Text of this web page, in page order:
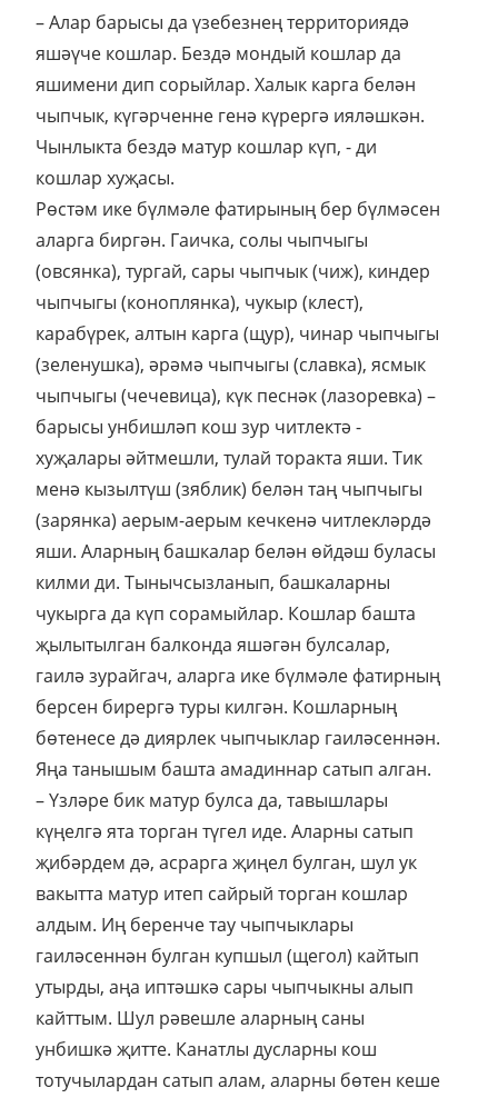
– Алар барысы да үзебезнең территориядә
яшәүче кошлар. Бездә мондый кошлар да
яшимени дип сорыйлар. Халык карга белән
чыпчык, күгәрченне генә күрергә ияләшкән.
Чынлыкта бездә матур кошлар күп, - ди
кошлар хуҗасы.
Рөстәм ике бүлмәле фатирының бер бүлмәсен
аларга биргән. Гаичка, солы чыпчыгы
(овсянка), тургай, сары чыпчык (чиж), киндер
чыпчыгы (коноплянка), чукыр (клест),
карабүрек, алтын карга (щур), чинар чыпчыгы
(зеленушка), әрәмә чыпчыгы (славка), ясмык
чыпчыгы (чечевица), күк песнәк (лазоревка) –
барысы унбишләп кош зур читлектә -
хуҗалары әйтмешли, тулай торакта яши. Тик
менә кызылтүш (зяблик) белән таң чыпчыгы
(зарянка) аерым-аерым кечкенә читлекләрдә
яши. Аларның башкалар белән өйдәш буласы
килми ди. Тынычсызланып, башкаларны
чукырга да күп сорамыйлар. Кошлар башта
җылытылган балконда яшәгән булсалар,
гаилә зурайгач, аларга ике бүлмәле фатирның
берсен бирергә туры килгән. Кошларның
бөтенесе дә диярлек чыпчыклар гаиләсеннән.
Яңа танышым башта амадиннар сатып алган.
– Үзләре бик матур булса да, тавышлары
күңелгә ята торган түгел иде. Аларны сатып
җибәрдем дә, асрарга җиңел булган, шул ук
вакытта матур итеп сайрый торган кошлар
алдым. Иң беренче тау чыпчыклары
гаиләсеннән булган купшыл (щегол) кайтып
утырды, аңа иптәшкә сары чыпчыкны алып
кайттым. Шул рәвешле аларның саны
унбишкә җитте. Канатлы дусларны кош
тотучылардан сатып алам, аларны бөтен кеше